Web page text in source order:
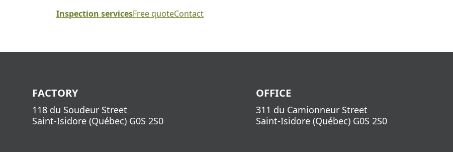
Inspection servicesFree quoteContact
FACTORY
118 du Soudeur Street
Saint-Isidore (Québec) G0S 2S0
OFFICE
311 du Camionneur Street
Saint-Isidore (Québec) G0S 2S0